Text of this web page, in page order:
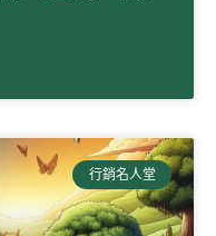
行銷名人堂